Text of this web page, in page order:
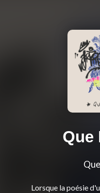
Que
Lorsque la poésie